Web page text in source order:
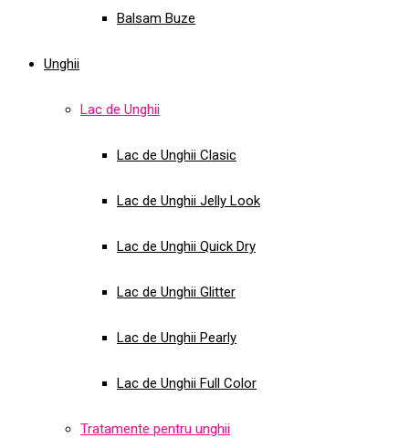
Balsam Buze
Unghii
Lac de Unghii
Lac de Unghii Clasic
Lac de Unghii Jelly Look
Lac de Unghii Quick Dry
Lac de Unghii Glitter
Lac de Unghii Pearly
Lac de Unghii Full Color
Tratamente pentru unghii